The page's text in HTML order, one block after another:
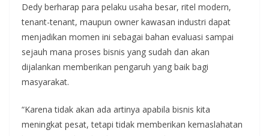
Dedy berharap para pelaku usaha besar, ritel modern,
tenant-tenant, maupun owner kawasan industri dapat
menjadikan momen ini sebagai bahan evaluasi sampai
sejauh mana proses bisnis yang sudah dan akan
dijalankan memberikan pengaruh yang baik bagi
masyarakat.
“Karena tidak akan ada artinya apabila bisnis kita
meningkat pesat, tetapi tidak memberikan kemaslahatan